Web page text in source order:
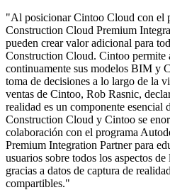
"Al posicionar Cintoo Cloud con el
Construction Cloud Premium
pueden crear valor adicional para
Construction Cloud. Cintoo permite
continuamente sus modelos BIM y
toma de decisiones a lo largo de la
ventas de Cintoo, Rob Rasnic,
realidad es un componente esencial
Construction Cloud y Cintoo se
colaboración con el programa
Premium Integration Partner para
usuarios sobre todos los aspectos
gracias a datos de captura de
compartibles."